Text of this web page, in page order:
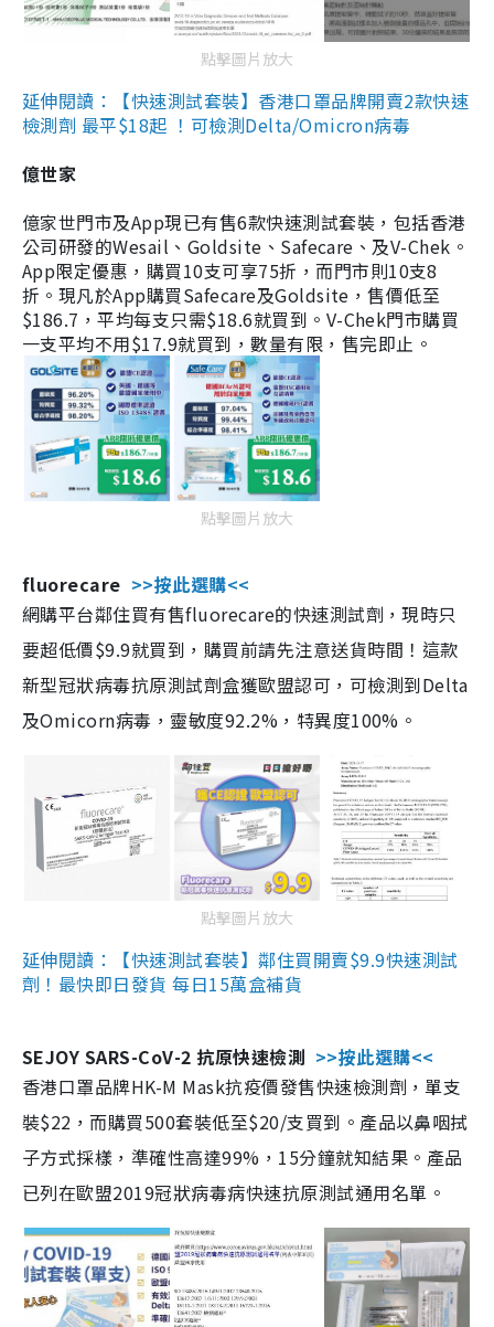
點擊圖片放大
延伸閱讀：【快速測試套裝】香港口罩品牌開賣2款快速
檢測劑 最平$18起 ！可檢測Delta/Omicron病毒
億世家
億家世門市及App現已有售6款快速測試套裝，包括香港
公司研發的Wesail、Goldsite、Safecare、及V-Chek。
App限定優惠，購買10支可享75折，而門市則10支8
折。現凡於App購買Safecare及Goldsite，售價低至
$186.7，平均每支只需$18.6就買到。V-Chek門市購買
一支平均不用$17.9就買到，數量有限，售完即止。
點擊圖片放大
fluorecare >>按此選購<<
網購平台鄰住買有售fluorecare的快速測試劑，現時只
要超低價$9.9就買到，購買前請先注意送貨時間！這款
新型冠狀病毒抗原測試劑盒獲歐盟認可，可檢測到Delta
及Omicorn病毒，靈敏度92.2%，特異度100%。
點擊圖片放大
延伸閱讀：【快速測試套裝】鄰住買開賣$9.9快速測試
劑！最快即日發貨 每日15萬盒補貨
SEJOY SARS-CoV-2 抗原快速檢測 >>按此選購<<
香港口罩品牌HK-M Mask抗疫價發售快速檢測劑，單支
裝$22，而購買500套裝低至$20/支買到。產品以鼻咽拭
子方式採樣，準確性高達99%，15分鐘就知結果。產品
已列在歐盟2019冠狀病毒病快速抗原測試通用名單。